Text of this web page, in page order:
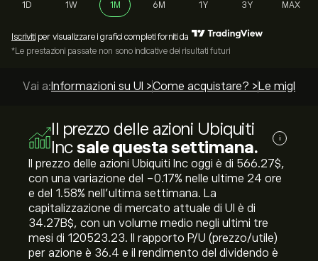
1D 1W 1M 6M 1Y 3Y MAX
Iscriviti per visualizzare i grafici completi forniti da
*Le prestazioni passate non sono indicative dei risultati futuri
Vai a: Informazioni su UI >Come acquistare? > Le migliori
Il prezzo delle azioni Ubiquiti
Incsale questa settimana. i
Il prezzo delle azioni Ubiquiti Inc oggi è di 566.27‎$‎,
con una variazione del ‎-0.17‎% nelle ultime 24 ore
e del ‎1.58‎% nell'ultima settimana. La
capitalizzazione di mercato attuale di UI è di
34.27B‎$‎, con un volume medio negli ultimi tre
mesi di 120523.23. Il rapporto P/U (prezzo/utile)
per azione è 36.4 e il rendimento del dividendo è